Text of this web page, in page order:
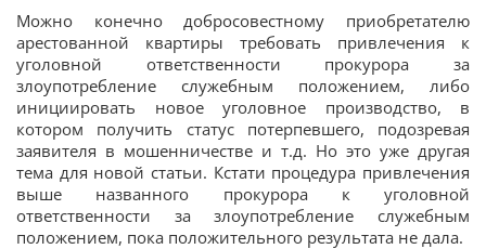
Можно конечно добросовестному приобретателю
арестованной квартиры требовать привлечения к
уголовной ответственности прокурора за
злоупотребление служебным положением, либо
инициировать новое уголовное производство, в
котором получить статус потерпевшего, подозревая
заявителя в мошенничестве и т.д. Но это уже другая
тема для новой статьи. Кстати процедура привлечения
выше названного прокурора к уголовной
ответственности за злоупотребление служебным
положением, пока положительного результата не дала.